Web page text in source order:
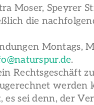
Moser, Speyrer
die
.
Rechtsgeschäft
werden
sei denn, der